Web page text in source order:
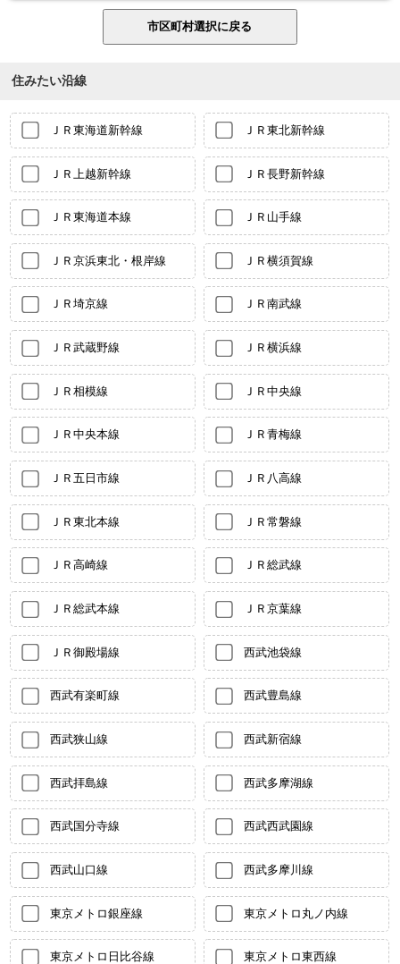
住みたい沿線
ＪＲ東海道新幹線 ＪＲ東北新幹線
ＪＲ上越新幹線 ＪＲ長野新幹線
ＪＲ東海道本線 ＪＲ山手線
ＪＲ京浜東北・根岸線 ＪＲ横須賀線
ＪＲ埼京線 ＪＲ南武線
ＪＲ武蔵野線 ＪＲ横浜線
ＪＲ相模線 ＪＲ中央線
ＪＲ中央本線 ＪＲ青梅線
ＪＲ五日市線 ＪＲ八高線
ＪＲ東北本線 ＪＲ常磐線
ＪＲ高崎線 ＪＲ総武線
ＪＲ総武本線 ＪＲ京葉線
ＪＲ御殿場線 西武池袋線
西武有楽町線 西武豊島線
西武狭山線 西武新宿線
西武拝島線 西武多摩湖線
西武国分寺線 西武西武園線
西武山口線 西武多摩川線
東京メトロ銀座線 東京メトロ丸ノ内線
東京メトロ日比谷線 東京メトロ東西線